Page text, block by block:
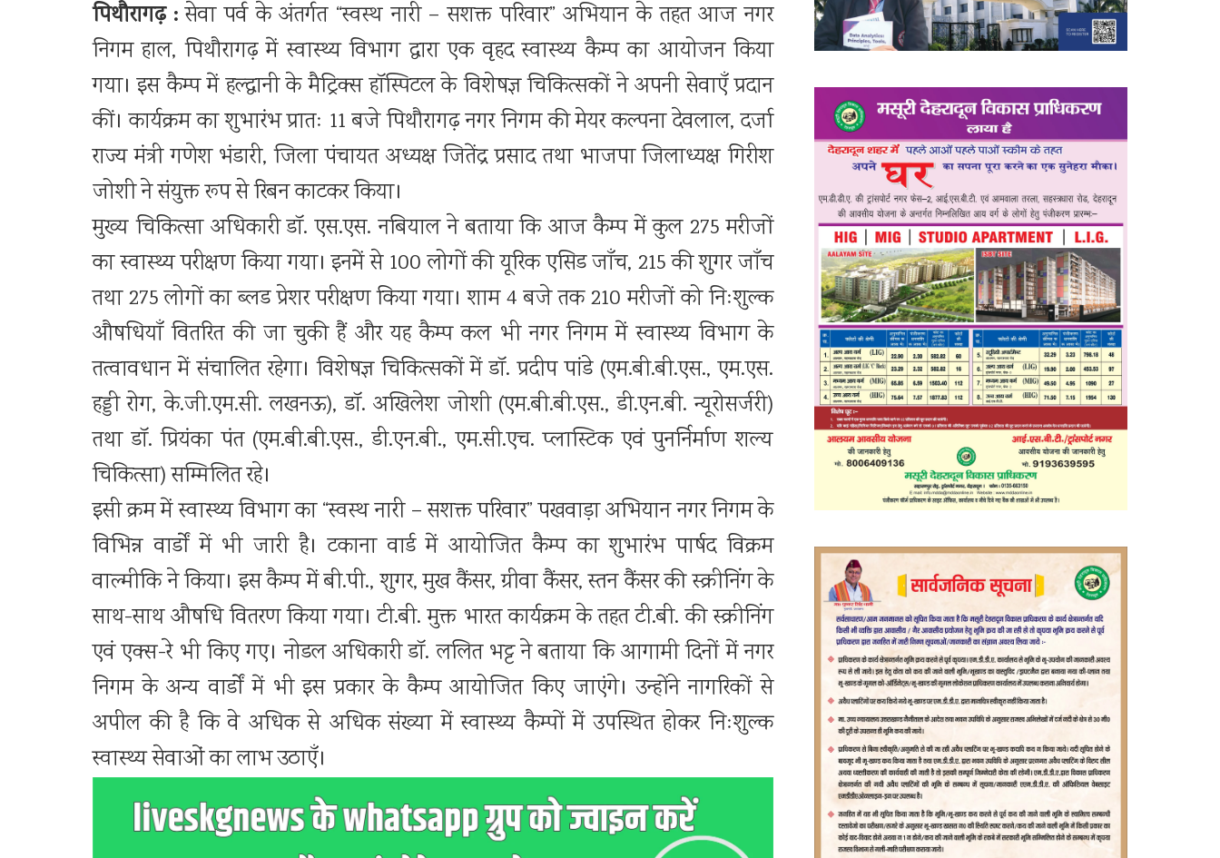
पिथौरागढ़ :सेवा पर्व के अंतर्गत “स्वस्थ नारी – सशक्त परिवार” अभियान के तहत आज नगर
निगम हाल, पिथौरागढ़ में स्वास्थ्य विभाग द्वारा एक वृहद स्वास्थ्य कैम्प का आयोजन किया
गया। इस कैम्प में हल्द्वानी के मैट्रिक्स हॉस्पिटल के विशेषज्ञ चिकित्सकों ने अपनी सेवाएँ प्रदान
कीं। कार्यक्रम का शुभारंभ प्रातः 11 बजे पिथौरागढ़ नगर निगम की मेयर कल्पना देवलाल, दर्जा
राज्य मंत्री गणेश भंडारी, जिला पंचायत अध्यक्ष जितेंद्र प्रसाद तथा भाजपा जिलाध्यक्ष गिरीश
जोशी ने संयुक्त रूप से रिबन काटकर किया।
मुख्य चिकित्सा अधिकारी डॉ. एस.एस. नबियाल ने बताया कि आज कैम्प में कुल 275 मरीजों
का स्वास्थ्य परीक्षण किया गया। इनमें से 100 लोगों की यूरिक एसिड जाँच, 215 की शुगर जाँच
तथा 275 लोगों का ब्लड प्रेशर परीक्षण किया गया। शाम 4 बजे तक 210 मरीजों को निःशुल्क
औषधियाँ वितरित की जा चुकी हैं और यह कैम्प कल भी नगर निगम में स्वास्थ्य विभाग के
तत्वावधान में संचालित रहेगा। विशेषज्ञ चिकित्सकों में डॉ. प्रदीप पांडे (एम.बी.बी.एस., एम.एस.
हड्डी रोग, के.जी.एम.सी. लखनऊ), डॉ. अखिलेश जोशी (एम.बी.बी.एस., डी.एन.बी. न्यूरोसर्जरी)
तथा डॉ. प्रियंका पंत (एम.बी.बी.एस., डी.एन.बी., एम.सी.एच. प्लास्टिक एवं पुनर्निर्माण शल्य
चिकित्सा) सम्मिलित रहे।
इसी क्रम में स्वास्थ्य विभाग का “स्वस्थ नारी – सशक्त परिवार” पखवाड़ा अभियान नगर निगम के
विभिन्न वार्डों में भी जारी है। टकाना वार्ड में आयोजित कैम्प का शुभारंभ पार्षद विक्रम
वाल्मीकि ने किया। इस कैम्प में बी.पी., शुगर, मुख कैंसर, ग्रीवा कैंसर, स्तन कैंसर की स्क्रीनिंग के
साथ-साथ औषधि वितरण किया गया। टी.बी. मुक्त भारत कार्यक्रम के तहत टी.बी. की स्क्रीनिंग
एवं एक्स-रे भी किए गए। नोडल अधिकारी डॉ. ललित भट्ट ने बताया कि आगामी दिनों में नगर
निगम के अन्य वार्डों में भी इस प्रकार के कैम्प आयोजित किए जाएंगे। उन्होंने नागरिकों से
अपील की है कि वे अधिक से अधिक संख्या में स्वास्थ्य कैम्पों में उपस्थित होकर निःशुल्क
स्वास्थ्य सेवाओं का लाभ उठाएँ।